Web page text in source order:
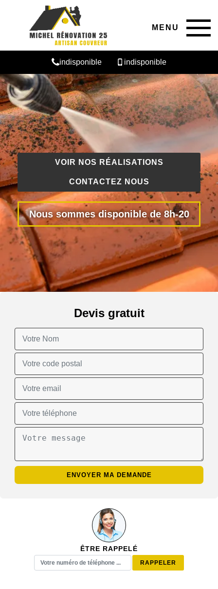
MENU
indisponible indisponible
VOIR NOS RÉALISATIONS
CONTACTEZ NOUS
Nous sommes disponible de 8h-20
Devis gratuit
ÊTRE RAPPELÉ